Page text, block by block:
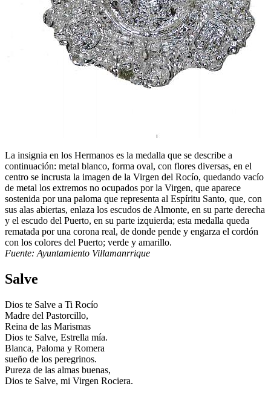
La insignia en los Hermanos es la medalla que se describe a
continuación: metal blanco, forma oval, con flores diversas, en el
centro se incrusta la imagen de la Virgen del Rocío, quedando vacío
de metal los extremos no ocupados por la Virgen, que aparece
sostenida por una paloma que representa al Espíritu Santo, que, con
sus alas abiertas, enlaza los escudos de Almonte, en su parte derecha
y el escudo del Puerto, en su parte izquierda; esta medalla queda
rematada por una corona real, de donde pende y engarza el cordón
con los colores del Puerto; verde y amarillo.
Fuente: Ayuntamiento Villamanrrique
Salve
Dios te Salve a Ti Rocío
Madre del Pastorcillo,
Reina de las Marismas
Dios te Salve, Estrella mía.
Blanca, Paloma y Romera
sueño de los peregrinos.
Pureza de las almas buenas,
Dios te Salve, mi Virgen Rociera.